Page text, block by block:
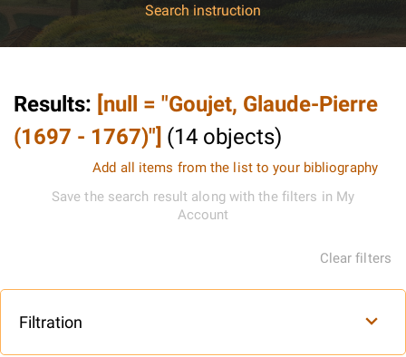
Search instruction
Results: [null = "Goujet, Glaude-Pierre
(1697 - 1767)"] (14 objects)
Add all items from the list to your bibliography
Save the search result along with the filters in My
Account
Clear filters
Filtration